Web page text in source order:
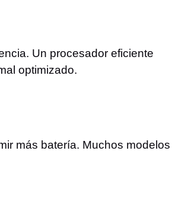
Un procesador eficiente
optimizado.
más batería. Muchos modelos